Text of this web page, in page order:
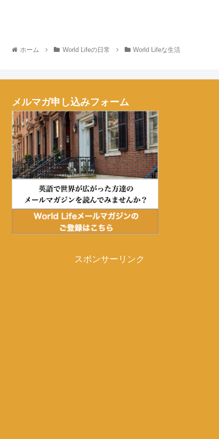
ホーム World Lifeの日常 World Lifeな生活
メルマガ申し込みフォーム
スポンサーリンク